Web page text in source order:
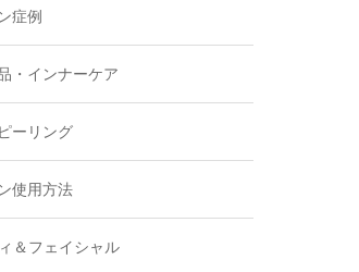
症例
・インナーケア
ーリング
使用方法
＆フェイシャル